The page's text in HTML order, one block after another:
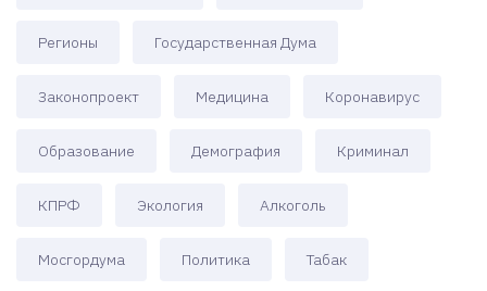
Регионы Государственная Дума
Законопроект Медицина Коронавирус
Образование Демография Криминал
КПРФ Экология Алкоголь
Мосгордума Политика Табак